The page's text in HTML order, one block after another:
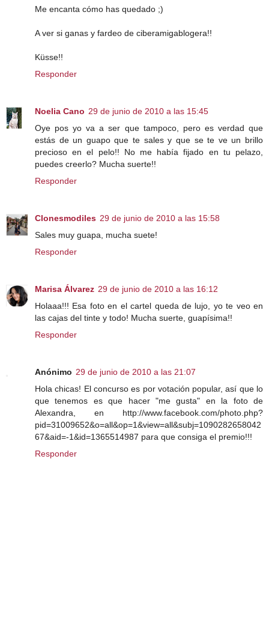
Me encanta cómo has quedado ;)
A ver si ganas y fardeo de ciberamigablogera!!
Küsse!!
Responder
Noelia Cano 29 de junio de 2010 a las 15:45
Oye pos yo va a ser que tampoco, pero es verdad que
estás de un guapo que te sales y que se te ve un brillo
precioso en el pelo!! No me había fijado en tu pelazo,
puedes creerlo? Mucha suerte!!
Responder
Clonesmodiles 29 de junio de 2010 a las 15:58
Sales muy guapa, mucha suete!
Responder
Marisa Álvarez 29 de junio de 2010 a las 16:12
Holaaa!!! Esa foto en el cartel queda de lujo, yo te veo en
las cajas del tinte y todo! Mucha suerte, guapísima!!
Responder
Anónimo 29 de junio de 2010 a las 21:07
Hola chicas! El concurso es por votación popular, así que lo
que tenemos es que hacer "me gusta" en la foto de
Alexandra, en http://www.facebook.com/photo.php?
pid=31009652&o=all&op=1&view=all&subj=1090282658042
67&aid=-1&id=1365514987 para que consiga el premio!!!
Responder